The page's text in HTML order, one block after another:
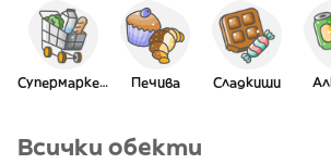
Супермаркет Печива Сладкиши
Всички обекти